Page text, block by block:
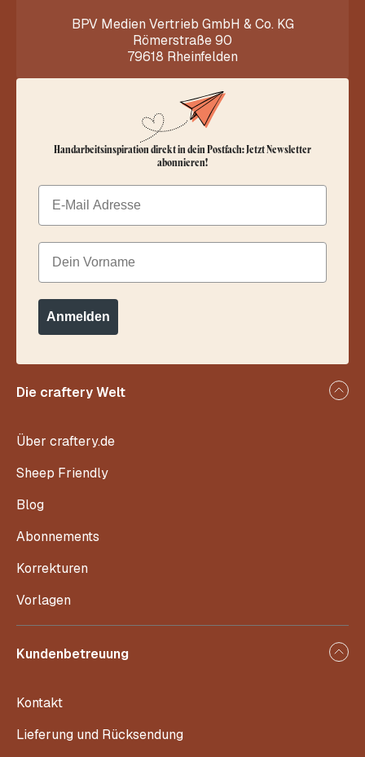
BPV Medien Vertrieb GmbH & Co. KG
Römerstraße 90
79618 Rheinfelden
Die craftery Welt
Über craftery.de
Sheep Friendly
Blog
Abonnements
Korrekturen
Vorlagen
Kundenbetreuung
Kontakt
Lieferung und Rücksendung
Handarbeitsinspiration direkt in dein Postfach: Jetzt Newsletter
abonnieren!
Email
Dein Vorname
Anmelden